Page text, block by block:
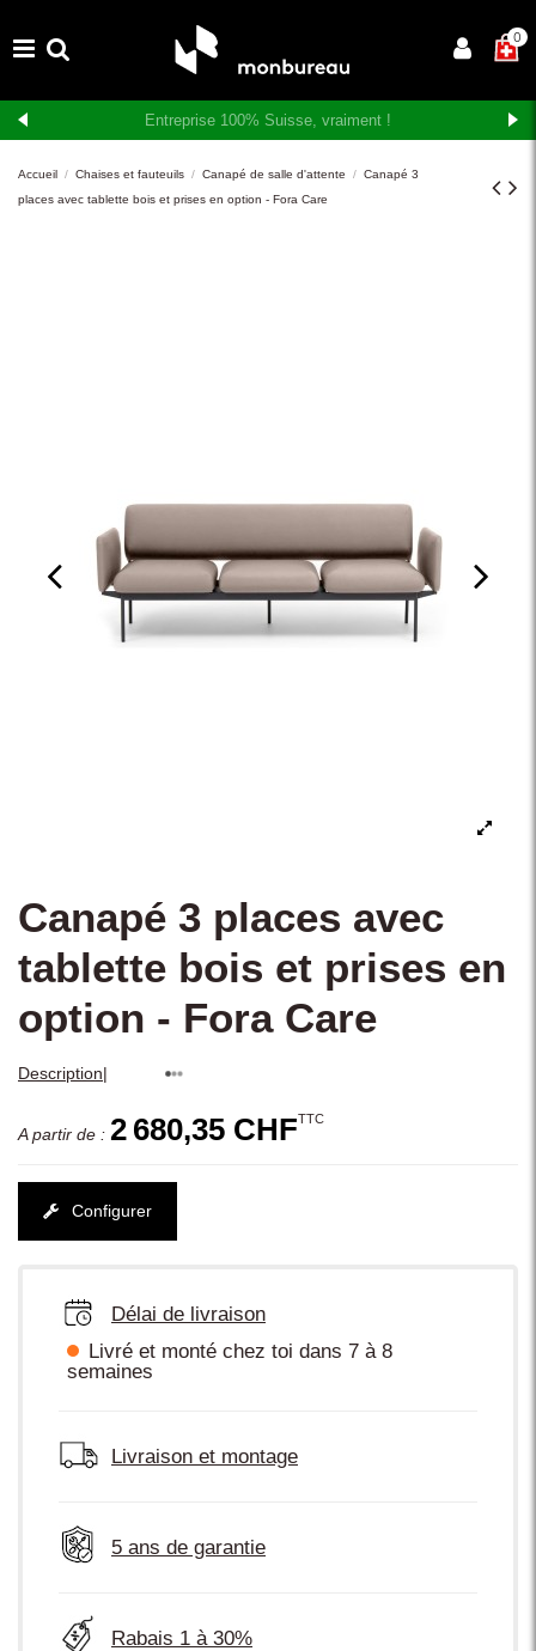
×0
Livraison et montage gratuits en Suisse romande
Accueil Chaises et fauteuils Canapé de salle d'attente
Canapé 3
places avec tablette bois et prises en option - Fora Care
Canapé 3 places avec
tablette bois et prises en
option - Fora Care
Description|
A partir de : 2 680,35 CHFTTC
Configurer
Délai de livraison
Livré et monté chez toi dans 7 à 8
semaines
Livraison et montage
5 ans de garantie
Rabais 1 à 30%